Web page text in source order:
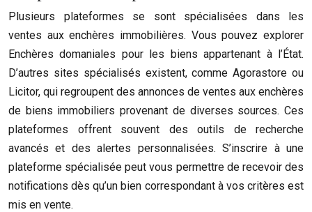
Plusieurs plateformes se sont spécialisées dans les
ventes aux enchères immobilières. Vous pouvez explorer
Enchères domaniales pour les biens appartenant à l’État.
D’autres sites spécialisés existent, comme Agorastore ou
Licitor, qui regroupent des annonces de ventes aux enchères
de biens immobiliers provenant de diverses sources. Ces
plateformes offrent souvent des outils de recherche
avancés et des alertes personnalisées. S’inscrire à une
plateforme spécialisée peut vous permettre de recevoir des
notifications dès qu’un bien correspondant à vos critères est
mis en vente.